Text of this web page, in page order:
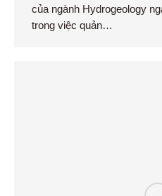
của ngành Hydrogeology
trong việc quản…